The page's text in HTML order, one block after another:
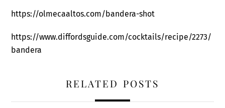
https://olmecaaltos.com/bandera-shot
https://www.diffordsguide.com/cocktails/recipe/2273/
bandera
RELATED POSTS